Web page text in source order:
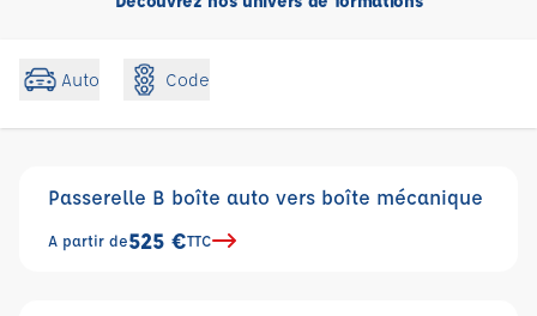
Auto Code
Passerelle B boîte auto vers boîte mécanique
A partir de525 €TTC